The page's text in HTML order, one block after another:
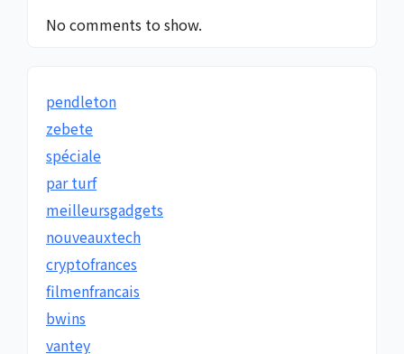
No comments to show.
pendleton
zebete
spéciale
par turf
meilleursgadgets
nouveauxtech
cryptofrances
filmenfrancais
bwins
vantey